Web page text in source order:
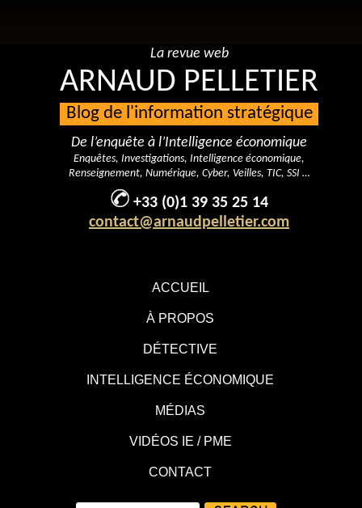
ACCUEIL
À PROPOS
DÉTECTIVE
INTELLIGENCE ÉCONOMIQUE
MÉDIAS
VIDÉOS IE / PME
CONTACT
La revue web
ARNAUD PELLETIER
Blog de l'information stratégique
De l’enquête à l’Intelligence économique
Enquêtes, Investigations, Intelligence économique,
Renseignement, Numérique, Cyber, Veilles, TIC, SSI …
+33 (0)1 39 35 25 14
contact@arnaudpelletier.com